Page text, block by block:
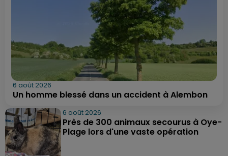
6 août 2026
Un homme blessé dans un accident à Alembon
6 août 2026
Près de 300 animaux secourus à Oye-
Plage lors d'une vaste opération